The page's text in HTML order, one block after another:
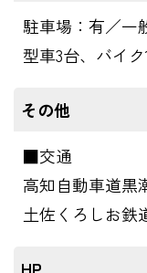
駐車場：有／一
型車3台、バイク
その他
■交通
高知自動車道黒
土佐くろしお鉄